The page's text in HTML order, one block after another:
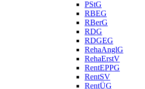
PStG
RBEG
RBerG
RDG
RDGEG
RehaAnglG
RehaErstV
RentEPPG
RentSV
RentÜG